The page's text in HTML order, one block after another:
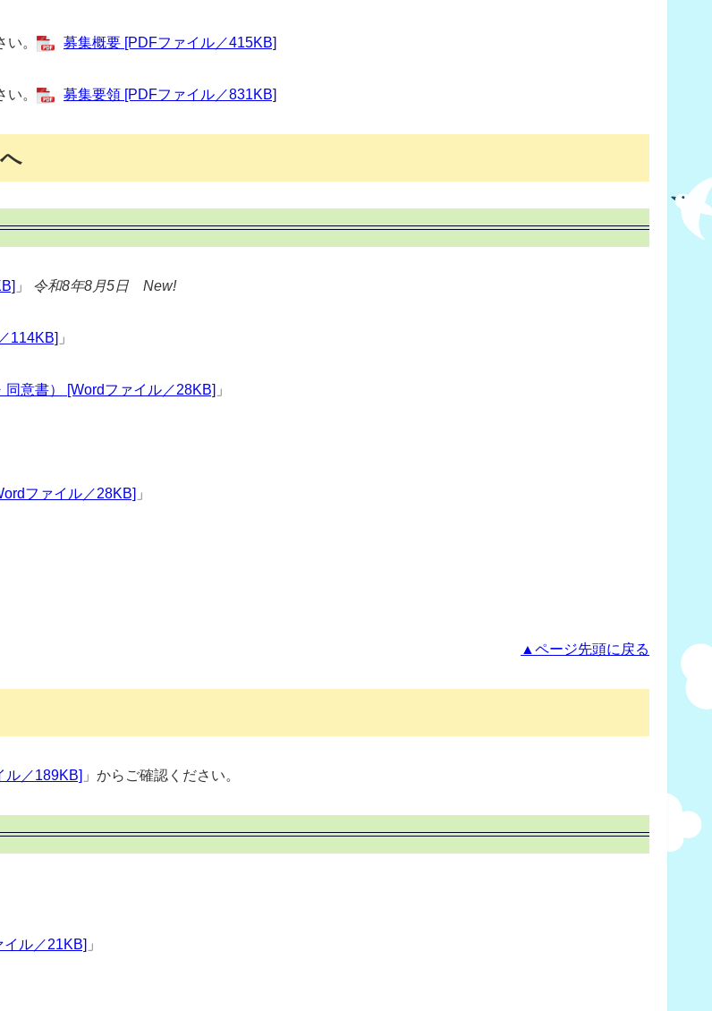
。 募集概要 [PDFファイル／415KB]
。 募集要領 [PDFファイル／831KB]
」 令和8年8月5日 New!
114KB] 」
意書） [Wordファイル／28KB] 」
ファイル／28KB] 」
▲ページ先頭に戻る
ル／189KB] 」からご確認ください。
ル／21KB] 」